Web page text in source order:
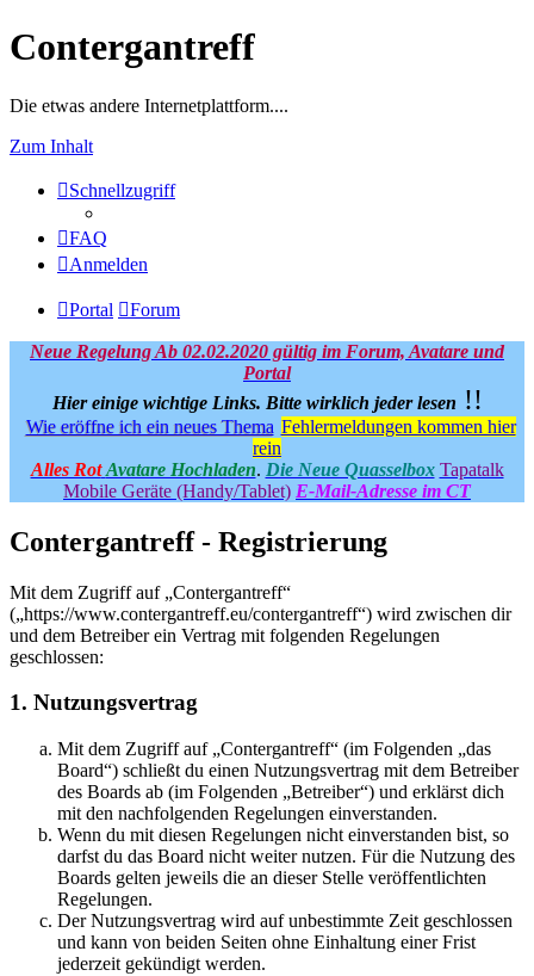
Contergantreff
Die etwas andere Internetplattform....
Zum Inhalt
Schnellzugriff
FAQ
Anmelden
Portal Forum
Neue Regelung Ab 02.02.2020 gültig im Forum, Avatare und
Portal
Hier einige wichtige Links. Bitte wirklich jeder lesen !!
Wie eröffne ich ein neues Thema Fehlermeldungen kommen hier
rein
Alles Rot Avatare Hochladen. Die Neue Quasselbox Tapatalk
Mobile Geräte (Handy/Tablet) E-Mail-Adresse im CT
Contergantreff - Registrierung
Mit dem Zugriff auf „Contergantreff“
(„https://www.contergantreff.eu/contergantreff“) wird zwischen dir
und dem Betreiber ein Vertrag mit folgenden Regelungen
geschlossen:
1. Nutzungsvertrag
Mit dem Zugriff auf „Contergantreff“ (im Folgenden „das
Board“) schließt du einen Nutzungsvertrag mit dem Betreiber
des Boards ab (im Folgenden „Betreiber“) und erklärst dich
mit den nachfolgenden Regelungen einverstanden.
Wenn du mit diesen Regelungen nicht einverstanden bist, so
darfst du das Board nicht weiter nutzen. Für die Nutzung des
Boards gelten jeweils die an dieser Stelle veröffentlichten
Regelungen.
Der Nutzungsvertrag wird auf unbestimmte Zeit geschlossen
und kann von beiden Seiten ohne Einhaltung einer Frist
jederzeit gekündigt werden.